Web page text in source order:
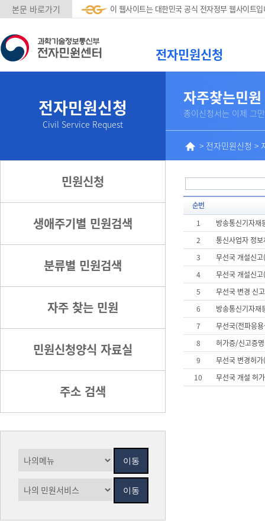
본문 바로가기 이 웹사이트는 대한민국 공식 전자정부 웹사이트
전자민원신청
전자민원신청
Civil Service Request
민원신청
생애주기별 민원검색
분류별 민원검색
자주 찾는 민원
민원신청양식 자료실
주소 검색
자주찾는민원
종이신청서는 이제 그
> 전자민원신청 >
순번
1
방송통신기자재
2
통신사업자 정
3
무선국 개설신
4
무선국 개설신
5
무선국 변경 신
6
방송통신기자재
7
무선국(전파응
8
허가증/신고증
9
무선국 변경허
10
무선국 개설 허